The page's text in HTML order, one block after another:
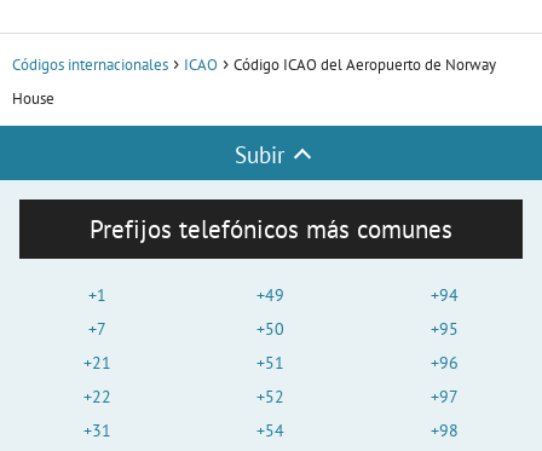
Códigos internacionales ICAO
Código ICAO del Aeropuerto de Norway
House
Subir
Prefijos telefónicos más comunes
+1
+7
+21
+22
+31
+49
+50
+51
+52
+54
+94
+95
+96
+97
+98